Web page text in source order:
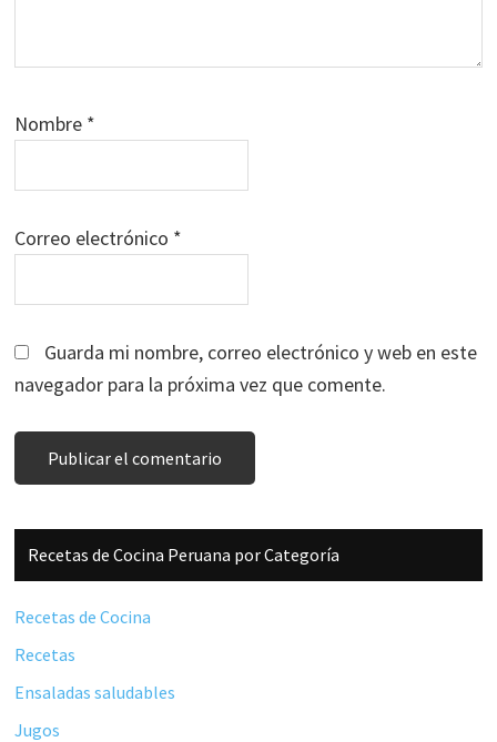
Nombre *
Correo electrónico *
Guarda mi nombre, correo electrónico y web en este
navegador para la próxima vez que comente.
Barra
lateral
principal
Recetas de Cocina Peruana por Categoría
Recetas de Cocina
Recetas
Ensaladas saludables
Jugos